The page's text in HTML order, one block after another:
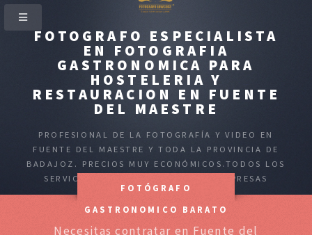
FOTOGRAFO ESPECIALISTA
EN FOTOGRAFIA
GASTRONOMICA PARA
HOSTELERIA Y
RESTAURACION EN FUENTE
DEL MAESTRE
PROFESIONAL DE LA FOTOGRAFÍA Y VIDEO EN
FUENTE DEL MAESTRE Y TODA LA PROVINCIA DE
BADAJOZ. PRECIOS MUY ECONÓMICOS.TODOS LOS
SERVICIOS PARA PARTICULARES Y EMPRESAS
FOTÓGRAFO
GASTRONOMICO BARATO
Necesitas contratar en Fuente del